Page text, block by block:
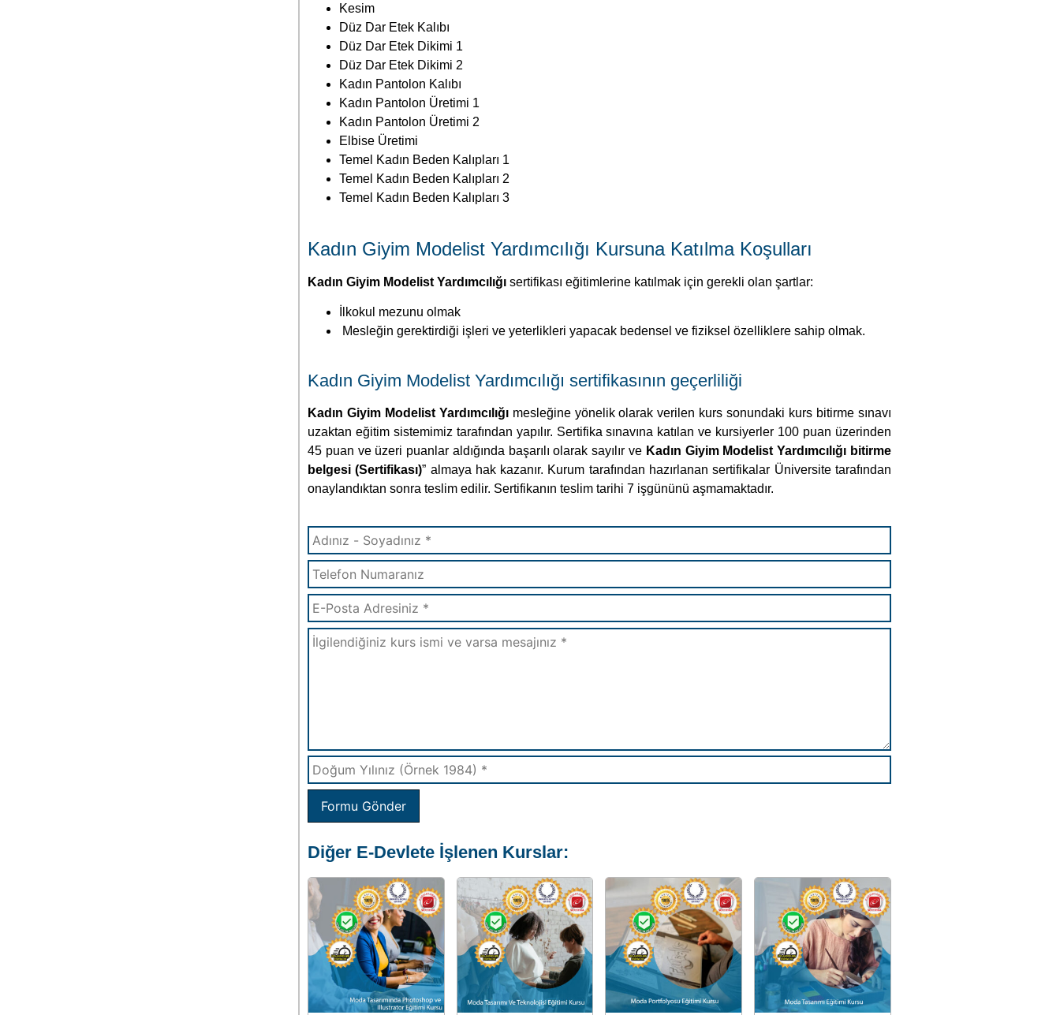
Kesim
Düz Dar Etek Kalıbı
Düz Dar Etek Dikimi 1
Düz Dar Etek Dikimi 2
Kadın Pantolon Kalıbı
Kadın Pantolon Üretimi 1
Kadın Pantolon Üretimi 2
Elbise Üretimi
Temel Kadın Beden Kalıpları 1
Temel Kadın Beden Kalıpları 2
Temel Kadın Beden Kalıpları 3
Kadın Giyim Modelist Yardımcılığı Kursuna Katılma Koşulları
Kadın Giyim Modelist Yardımcılığı sertifikası eğitimlerine katılmak için gerekli olan şartlar:
İlkokul mezunu olmak
Mesleğin gerektirdiği işleri ve yeterlikleri yapacak bedensel ve fiziksel özelliklere sahip olmak.
Kadın Giyim Modelist Yardımcılığı sertifikasının geçerliliği
Kadın Giyim Modelist Yardımcılığı mesleğine yönelik olarak verilen kurs sonundaki kurs bitirme sınavı
uzaktan eğitim sistemimiz tarafından yapılır. Sertifika sınavına katılan ve kursiyerler 100 puan üzerinden
45 puan ve üzeri puanlar aldığında başarılı olarak sayılır ve Kadın Giyim Modelist Yardımcılığı bitirme
belgesi (Sertifikası)” almaya hak kazanır. Kurum tarafından hazırlanan sertifikalar Üniversite tarafından
onaylandıktan sonra teslim edilir. Sertifikanın teslim tarihi 7 işgününü aşmamaktadır.
Formu Gönder
Diğer E-Devlete İşlenen Kurslar: